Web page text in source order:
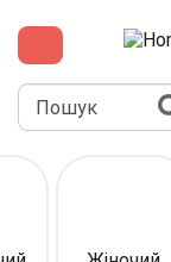
до
основного
вмісту
Пошук